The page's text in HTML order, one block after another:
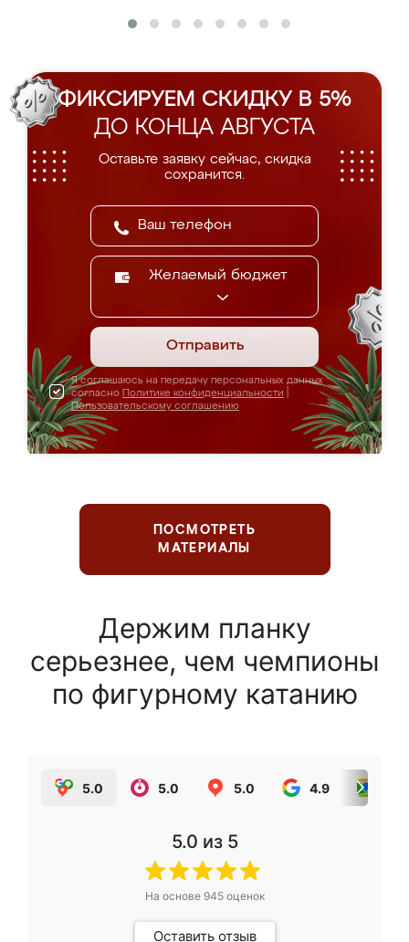
ФИКСИРУЕМ СКИДКУ В 5%
ДО КОНЦА АВГУСТА
Оставьте заявку сейчас, скидка
сохранится.
Желаемый бюджет
Отправить
Я соглашаюсь на передачу персональных данных
согласно Политике конфиденциальности
Пользовательскому соглашению
ПОСМОТРЕТЬ
МАТЕРИАЛЫ
Держим планку
серьезнее, чем чемпионы
по фигурному катанию
5.0 5.0 5.0 4.9
5.0 из 5
На основе 945оценок
Оставить отзыв